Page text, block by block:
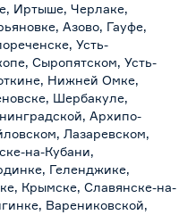
Иртыше, Черлаке,
Азово, Гауфе,
Усть-
Сыропятском, Усть-
Нижней Омке,
Шербакуле,
Архипо-
Лазаревском,
на-Кубани,
Геленджике,
Крымске, Славянске-на-
Варениковской,